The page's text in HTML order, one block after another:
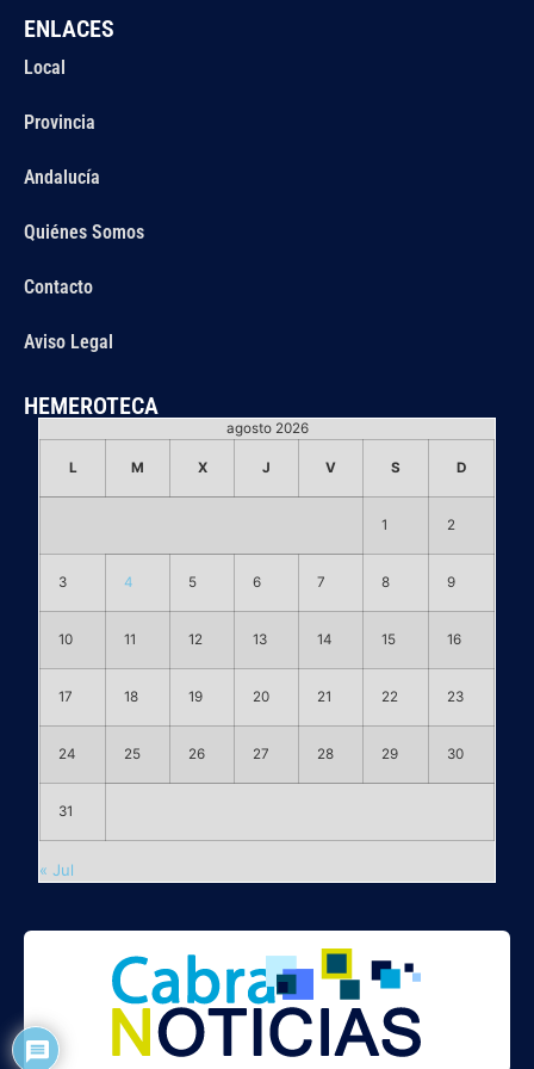
ENLACES
Local
Provincia
Andalucía
Quiénes Somos
Contacto
Aviso Legal
HEMEROTECA
agosto 2026
L M X J V S D
1 2
3 4 5 6 7 8 9
10 11 12 13 14 15 16
17 18 19 20 21 22 23
24 25 26 27 28 29 30
31
« Jul